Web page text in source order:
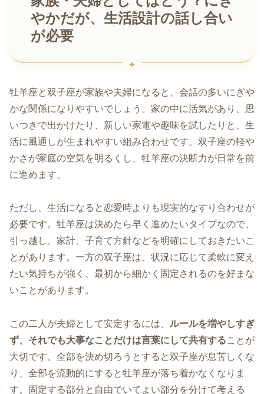
やかだが、生活設計の話し合い
が必要
牡羊座と双子座が家族や夫婦になると、会話の多いにぎや
かな関係になりやすいでしょう。家の中に活気があり、思
いつきで出かけたり、新しい家電や趣味を試したりと、生
活に風通しが生まれやすい組み合わせです。双子座の軽や
かさが家庭の空気を明るくし、牡羊座の決断力が日常を前
に進めます。
ただし、生活になると恋愛時よりも現実的なすり合わせが
必要です。牡羊座は決めたら早く進めたいタイプなので、
引っ越し、家計、子育て方針などを明確にしておきたいこ
とがあります。一方の双子座は、状況に応じて柔軟に変え
たい気持ちが強く、最初から細かく固定されるのを好まな
いことがあります。
この二人が夫婦として安定するには、 ルールを増やしすぎ
ず、それでも大事なことだけは言葉にして共有することが
大切です。全部を決め切ろうとすると双子座が息苦しくな
り、全部を流動的にすると牡羊座が落ち着かなくなりま
す。固定する部分と自由でいてよい部分を分けて考える